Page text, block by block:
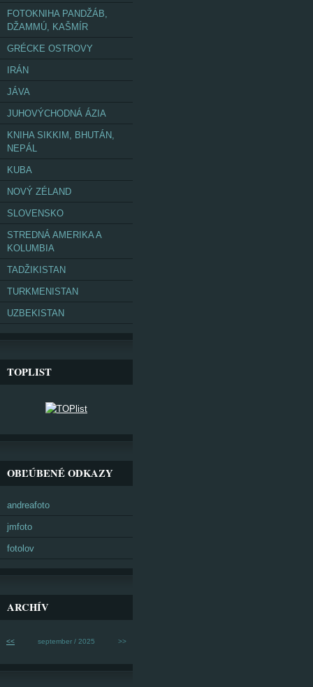
FOTOKNIHA PANDŽÁB,
DŽAMMÚ, KAŠMÍR
GRÉCKE OSTROVY
IRÁN
JÁVA
JUHOVÝCHODNÁ ÁZIA
KNIHA SIKKIM, BHUTÁN,
NEPÁL
KUBA
NOVÝ ZÉLAND
SLOVENSKO
STREDNÁ AMERIKA A
KOLUMBIA
TADŽIKISTAN
TURKMENISTAN
UZBEKISTAN
TOPLIST
OBĽÚBENÉ ODKAZY
andreafoto
jmfoto
fotolov
ARCHÍV
<< september / 2025 >>